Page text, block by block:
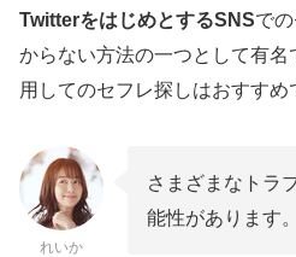
TwitterをはじめとするSNSで
からない方法の一つとして有名
用してのセフレ探しはおすすめ
れいか
さまざまなトラ
能性があります。